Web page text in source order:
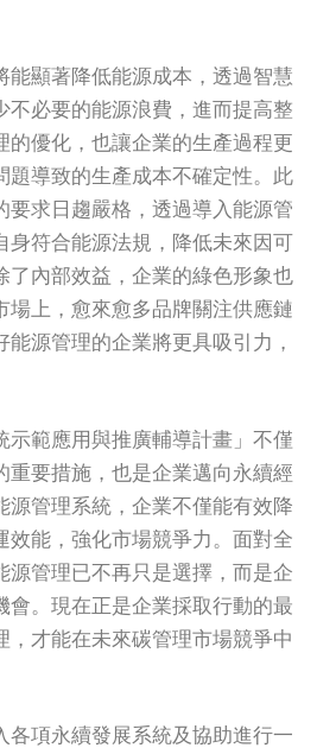
能顯著降低能源成本，透過智慧
不必要的能源浪費，進而提高整
的優化，也讓企業的生產過程更
題導致的生產成本不確定性。此
要求日趨嚴格，透過導入能源管
身符合能源法規，降低未來因可
了內部效益，企業的綠色形象也
場上，愈來愈多品牌關注供應鏈
源管理的企業將更具吸引力，
示範應用與推廣輔導計畫」不僅
重要措施，也是企業邁向永續經
源管理系統，企業不僅能有效降
效能，強化市場競爭力。面對全
源管理已不再只是選擇，而是企
會。現在正是企業採取行動的最
，才能在未來碳管理市場競爭中
各項永續發展系統及協助進行一